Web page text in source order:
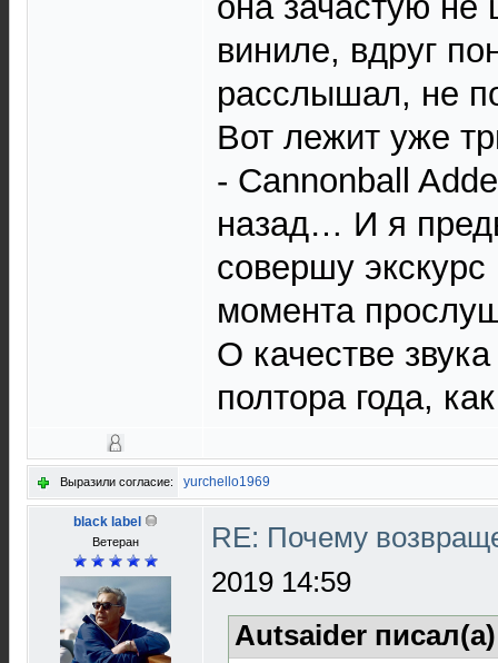
виниле, вдруг
расслышал, не
Вот лежит уже
- Cannonball
назад… И я
совершу
момента
О качестве
полтора года,
Выразили согласие: yurchello1969
black label
Ветеран
RE: Почему
2019 14:59
Autsaider